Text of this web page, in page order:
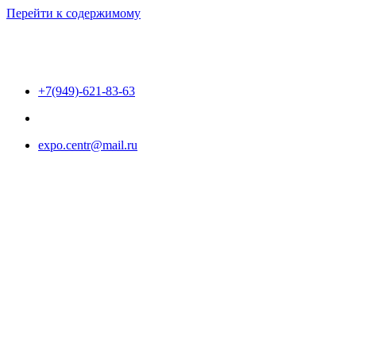
Перейти к содержимому
+7(949)-621-83-63
expo.centr@mail.ru